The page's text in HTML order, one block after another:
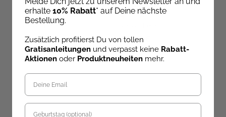
Exemplar mit Karte)
Ab dem 22.10.26
versandbereit
29,00 €
Norden
86,10 €
erhalte 10% Rabatt* auf Deine nächste
Bestellung.
Zusätzlich profitierst Du von tollen
Gratisanleitungen und verpasst keine Rabatt-
Aktionen oder Produktneuheiten mehr.
Geburtstag